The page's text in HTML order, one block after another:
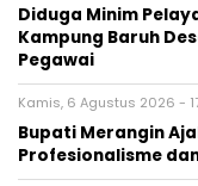
Diduga Minim
Kampung Baruh
Pegawai
Kamis, 6 Agustus 2026 -
Bupati Merangin
Profesionalisme